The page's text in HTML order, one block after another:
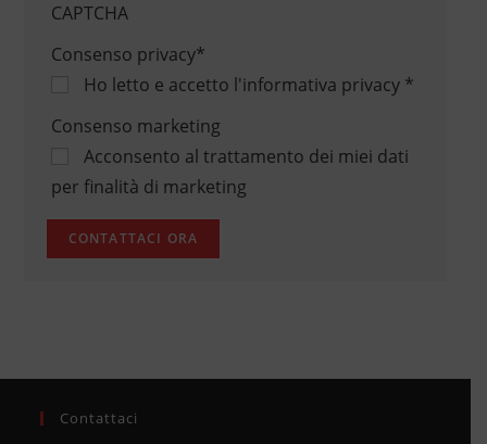
CAPTCHA
Consenso privacy*
Ho letto e accetto l'informativa privacy*
Consenso marketing
Acconsento al trattamento dei miei dati
per finalità di marketing
Contattaci